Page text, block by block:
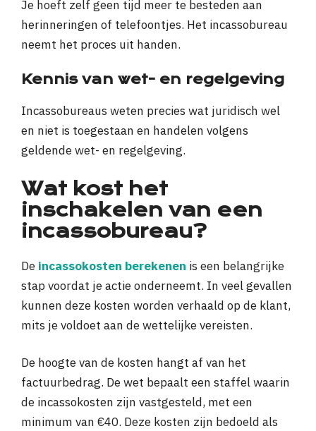
Je hoeft zelf geen tijd meer te besteden aan
herinneringen of telefoontjes. Het incassobureau
neemt het proces uit handen.
Kennis van wet- en regelgeving
Incassobureaus weten precies wat juridisch wel
en niet is toegestaan en handelen volgens
geldende wet- en regelgeving.
Wat kost het
inschakelen van een
incassobureau?
De incassokosten berekenen is een belangrijke
stap voordat je actie onderneemt. In veel gevallen
kunnen deze kosten worden verhaald op de klant,
mits je voldoet aan de wettelijke vereisten.
De hoogte van de kosten hangt af van het
factuurbedrag. De wet bepaalt een staffel waarin
de incassokosten zijn vastgesteld, met een
minimum van €40. Deze kosten zijn bedoeld als